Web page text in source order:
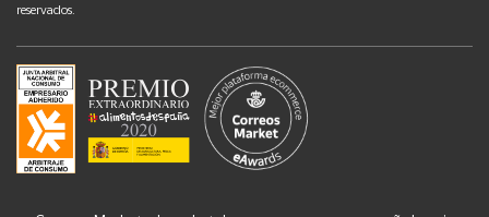
reservados.